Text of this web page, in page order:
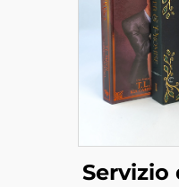
Servizio